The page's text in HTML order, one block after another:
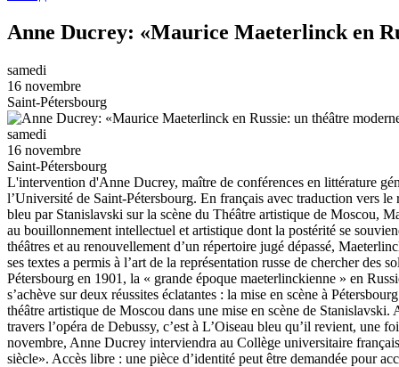
Anne Ducrey: «Maurice Maeterlinck en
samedi
16 novembre
Saint-Pétersbourg
samedi
16 novembre
Saint-Pétersbourg
L'intervention d'Anne Ducrey, maître de conférences en littérature
l’Université de Saint-Pétersbourg. En français avec traduction vers
bleu par Stanislavski sur la scène du Théâtre artistique de Moscou,
au bouillonnement intellectuel et artistique dont la postérité se
théâtres et au renouvellement d’un répertoire jugé dépassé,
ses textes a permis à l’art de la représentation russe de chercher des
Pétersbourg en 1901, la « grande époque maeterlinckienne » en
s’achève sur deux réussites éclatantes : la mise en scène à
théâtre artistique de Moscou dans une mise en scène de Stanislavski.
travers l’opéra de Debussy, c’est à L’Oiseau bleu qu’il revient,
novembre, Anne Ducrey interviendra au Collège universitaire
siècle». Accès libre : une pièce d’identité peut être demandée pour